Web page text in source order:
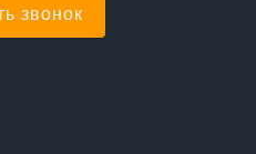
звонок